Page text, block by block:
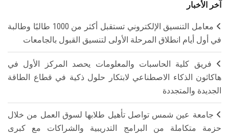
آخر الأخبار
معامل التنسيق الإلكتروني تستقبل أكثر من 1000 طالبًا وطالبة
في أول أيام انطلاق المرحلة الأولى لتنسيق القبول بالجامعات
فريق كلية الحاسبات والمعلومات يحصد المركز الأول في
هاكاثون الذكاء الاصطناعي لابتكار حلول ذكية في قطاع الطاقة
الجديدة والمتجددة
جامعة عين شمس تواصل تأهيل طلابها لسوق العمل من خلال
حزمة متكاملة من البرامج التدريبية والشراكات مع كبرى